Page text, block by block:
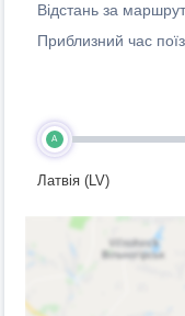
Відстань за
Приблизний час
A
Латвія (LV)